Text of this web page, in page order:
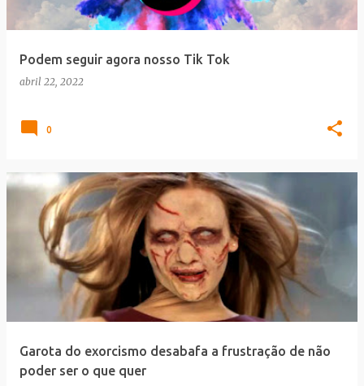
Podem seguir agora nosso Tik Tok
abril 22, 2022
0
Garota do exorcismo desabafa a frustração de não
poder ser o que quer